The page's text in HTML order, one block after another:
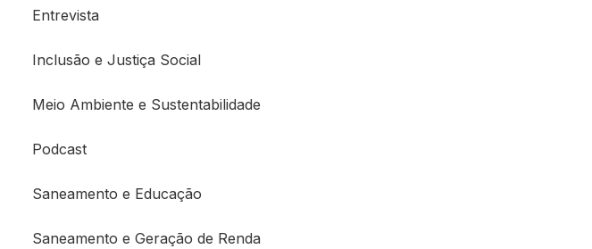
Entrevista
Inclusão e Justiça Social
Meio Ambiente e Sustentabilidade
Podcast
Saneamento e Educação
Saneamento e Geração de Renda